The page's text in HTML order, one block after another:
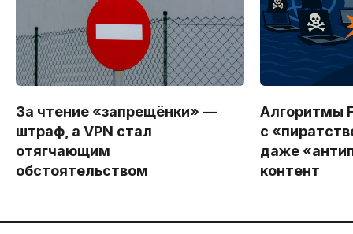
За чтение «запрещёнки» —
штраф, а VPN стал
отягчающим
обстоятельством
Алгоритмы
с
даже
контент